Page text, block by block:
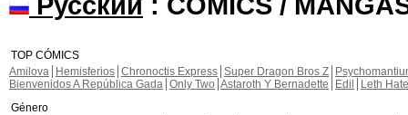
TOP CÓMICS
Amilova
Hemisferios Chronoctis Express Super Dragon Bros Z
Bienvenidos A República Gada Only Two Astaroth Y Bernadette Edil
Leth Hate
Género